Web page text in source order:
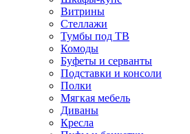
Витрины
Стеллажи
Тумбы под ТВ
Комоды
Буфеты и серванты
Подставки и консоли
Полки
Мягкая мебель
Диваны
Кресла